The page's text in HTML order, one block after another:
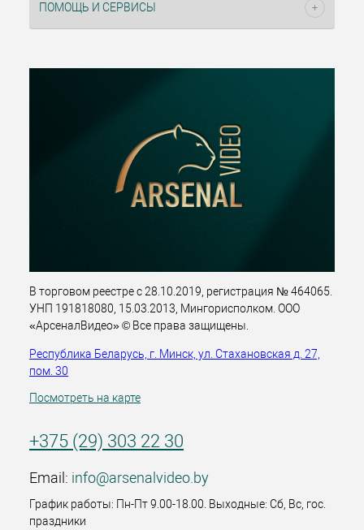
ПОМОЩЬ И СЕРВИСЫ
В торговом реестре с 28.10.2019, регистрация № 464065.
УНП 191818080, 15.03.2013, Мингорисполком. ООО
«АрсеналВидео» © Все права защищены.
Республика Беларусь, г. Минск, ул. Стахановская д. 27,
пом. 30
Посмотреть на карте
+375 (29) 303 22 30
Email: info@arsenalvideo.by
График работы: Пн-Пт 9.00-18.00. Выходные: Сб, Вс, гос.
праздники